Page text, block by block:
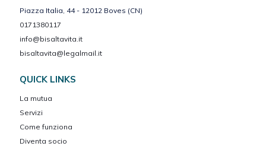
Piazza Italia, 44 - 12012 Boves (CN)
0171380117
info@bisaltavita.it
bisaltavita@legalmail.it
QUICK LINKS
La mutua
Servizi
Come funziona
Diventa socio